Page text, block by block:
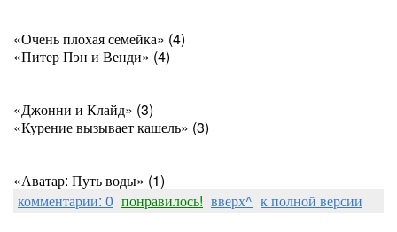
«Очень плохая семейка» (4)
«Питер Пэн и Венди» (4)
«Джонни и Клайд» (3)
«Курение вызывает кашель» (3)
«Аватар: Путь воды» (1)
комментарии: 0 понравилось! вверх^ к полной версии